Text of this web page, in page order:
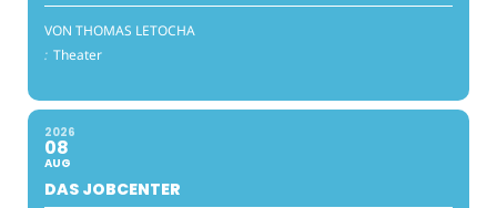
VON THOMAS LETOCHA
: Theater
2026
08
AUG
DAS JOBCENTER